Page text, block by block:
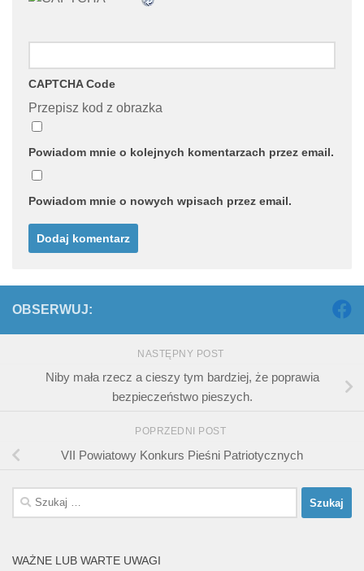
CAPTCHA Code
Przepisz kod z obrazka
Powiadom mnie o kolejnych komentarzach przez email.
Powiadom mnie o nowych wpisach przez email.
OBSERWUJ:
NASTĘPNY POST
Niby mała rzecz a cieszy tym bardziej, że poprawia
bezpieczeństwo pieszych.
POPRZEDNI POST
VII Powiatowy Konkurs Pieśni Patriotycznych
Szukaj:
WAŻNE LUB WARTE UWAGI